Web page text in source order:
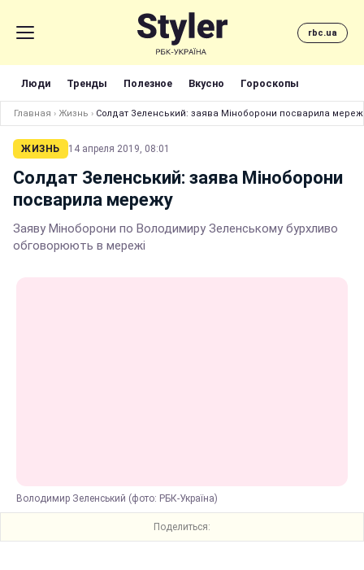
rbc.ua
Люди Тренды Полезное Вкусно Гороскопы
Главная › Жизнь › Солдат Зеленський: заява Міноборони посварила
ЖИЗНЬ 14 апреля 2019, 08:01
Солдат Зеленський: заява Міноборони
посварила мережу
Заяву Міноборони по Володимиру Зеленському бурхливо
обговорюють в мережі
Володимир Зеленський (фото: РБК-Україна)
Поделиться: